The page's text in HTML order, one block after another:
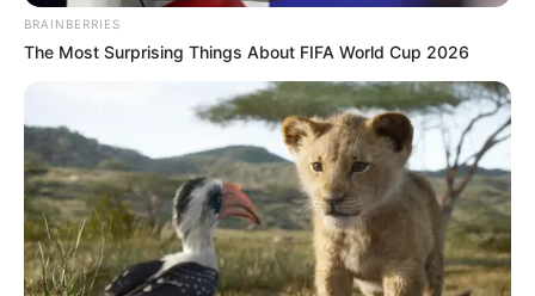
BRAINBERRIES
The Most Surprising Things About FIFA World Cup 2026